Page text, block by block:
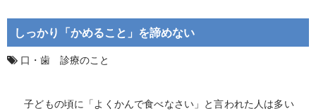
しっかり「かめること」を諦めない
口・歯 診療のこと
子どもの頃に「よくかんで食べなさい」と言われた人は多い